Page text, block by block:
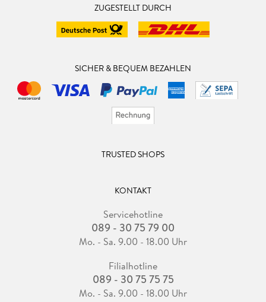
ZUGESTELLT DURCH
SICHER & BEQUEM BEZAHLEN
TRUSTED SHOPS
KONTAKT
Servicehotline
089 - 30 75 79 00
Mo. - Sa. 9.00 - 18.00 Uhr
Filialhotline
089 - 30 75 75 75
Mo. - Sa. 9.00 - 18.00 Uhr